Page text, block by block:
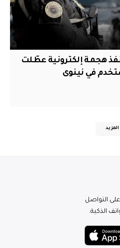
هجمة إلكترونية عطّلت
المزيد
التواصل
الذكية.